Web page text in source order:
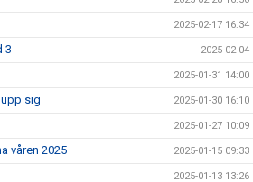
2025-02-17 16:34
3 2025-02-04
2025-01-31 14:00
sig 2025-01-30 16:10
2025-01-27 10:09
våren 2025 2025-01-15 09:33
2025-01-13 13:26